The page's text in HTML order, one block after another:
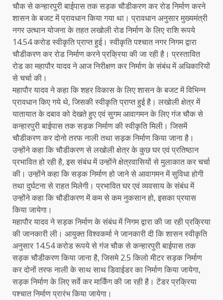
चौक से कन्हारपुरी बाईपास तक सड़क चौडीकरण कर रोड निर्माण करने
शासन के बजट में प्रावधान किया गया था। प्रावधान अनुसार मुख्यमंत्री
नगर उत्थान योजना के तहत लखोली रोड निर्माण के लिए राशि रूपये
14.54 करोड स्वीकृति प्राप्त हुई। स्वीकृति पश्चात नगर निगम द्वारा
चौडीकरण कर रोड निर्माण करने प्रक्रिया की जा रही है। प्रस्तावित
रोड का महापौर यादव ने आज निरीक्षण कर निर्माण के संबंध में अधिकारियों
से चर्चा की।
महापौर यादव ने कहा कि शहर विकास के लिए शासन के बजट में विभिन्न
प्रावधान किए गये थे, जिसकी स्वीकृति प्राप्त हुई है। लखोली क्षेत्र में
यातायात के दबाव को देखते हुए एवं सुगम आवागमन के लिए गंज चौक से
कन्हारपुरी बाईपास तक सड़क निर्माण की स्वीकृति मिली। जिसमें
चौडीकरण कर दोनो तरफ नाली तथा सड़क निर्माण किया जाना है।
उन्होंने कहा कि चौडीकरण से लखोली क्षेत्र के कुछ घर एवं प्रतिष्ठान
प्रभावित हो रही है, इस संबंध में उन्होंने क्षेत्रवासियों से मुलाकात कर चर्चा
की। उन्होंने कहा कि सड़क निर्माण हो जाने से आवागमन में सुविधा होगी
तथा दुर्घटना से राहत मिलेगी। प्रभावित घर एवं व्यवसाय के संबंध में
उन्होंने कहा कि चौडीकरण में कम से कम नुकसान हो, इसका प्रयास
किया जायेगा।
महापौर यादव ने सड़क निर्माण के संबंध में निगम द्वारा की जा रही प्रक्रिया
की जानकारी ली। आयुक्त विश्वकर्मा ने जानकारी दी कि शासन स्वीकृति
अनुसार 14.54 करोड रूपये से गंज चौक से कन्हारपुरी बाईपास तक
सड़क चौडीकरण किया जाना है, जिसमे 2.5 किलो मीटर सड़क निर्माण
कर दोनों तरफ नाली के साथ साथ डिवाईडर का निर्माण किया जायेगा,
सड़क निर्माण के लिए सर्वे कर मार्किंग की जा रही है। टेंडर प्रक्रिया
पश्चात निर्माण प्रारंभ किया जायेगा।